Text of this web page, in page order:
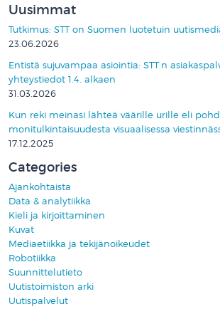
Uusimmat
Tutkimus: STT on Suomen luotetuin
23.06.2026
Entistä sujuvampaa asiointia: STT:n
yhteystiedot 1.4. alkaen
31.03.2026
Kun reki meinasi lähteä väärille urille eli
monitulkintaisuudesta visuaalisessa
17.12.2025
Categories
Ajankohtaista
Data & analytiikka
Kieli ja kirjoittaminen
Kuvat
Mediaetiikka ja tekijänoikeudet
Robotiikka
Suunnittelutieto
Uutistoimiston arki
Uutispalvelut